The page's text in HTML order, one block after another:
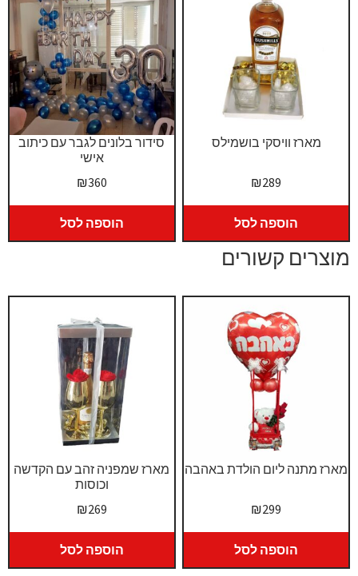
סידור בלונים לגבר עם כיתוב
אישי
₪360
הוספה לסל
מארז וויסקי בושמילס
₪289
הוספה לסל
מוצרים קשורים
מארז שמפניה זהב עם הקדשה
וכוסות
₪269
הוספה לסל
מארז מתנה ליום הולדת באהבה
₪299
הוספה לסל